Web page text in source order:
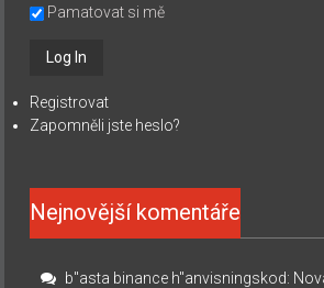
Pamatovat si mě
Registrovat
Zapomněli jste heslo?
Nejnovější komentáře
b"asta binance h"anvisningskod: